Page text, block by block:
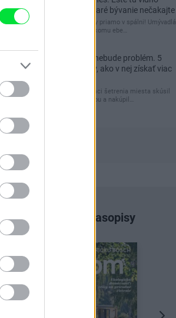
kamenné múry, no staré bývanie nečakajte
čakám kedy budú wc misy priamo v spálni! Umývadlá
už sú štandardom! Tu niekomu ebe…
Re: Tesná spálňa už nebude problém. 5
praktických nápadov, ako v nej získať viac
úložného miesta
Ja som pred časom v rámci šetrenia miesta skúsil
využiť priestor pod posteľou a nakúpil…
Najnovšie časopisy